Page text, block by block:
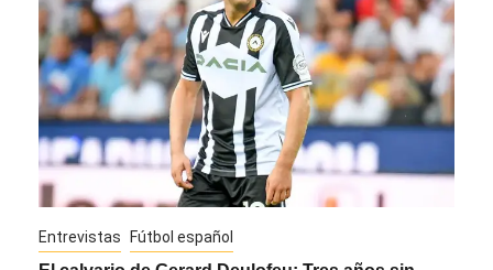
Entrevistas Fútbol español